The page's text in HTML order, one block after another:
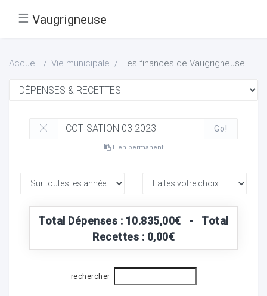
☰ Vaugrigneuse
Accueil Vie municipale Les finances de Vaugrigneuse
Go!
Lien permanent
Total Dépenses : 10.835,00€ - Total
Recettes : 0,00€
rechercher